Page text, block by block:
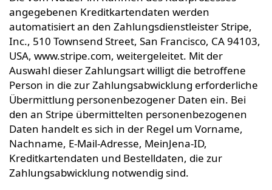
angegebenen Kreditkartendaten werden
automatisiert an den Zahlungsdienstleister Stripe,
Inc., 510 Townsend Street, San Francisco, CA 94103,
USA, www.stripe.com, weitergeleitet. Mit der
Auswahl dieser Zahlungsart willigt die betroffene
Person in die zur Zahlungsabwicklung erforderliche
Übermittlung personenbezogener Daten ein. Bei
den an Stripe übermittelten personenbezogenen
Daten handelt es sich in der Regel um Vorname,
Nachname, E-Mail-Adresse, MeinJena-ID,
Kreditkartendaten und Bestelldaten, die zur
Zahlungsabwicklung notwendig sind.